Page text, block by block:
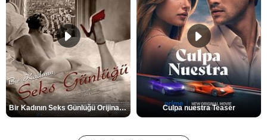
Bir Kadının Seks Günlüğü Orijinal Fragman Culpa nuestra Teaser